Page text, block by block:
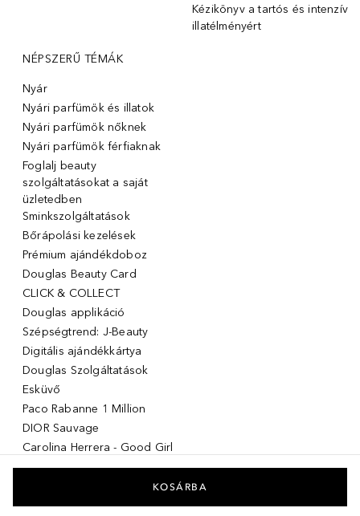
Kézikönyv a tartós és intenzív
illatélményért
NÉPSZERŰ TÉMÁK
Nyár
Nyári parfümök és illatok
Nyári parfümök nőknek
Nyári parfümök férfiaknak
Foglalj beauty
szolgáltatásokat a saját
üzletedben
Sminkszolgáltatások
Bőrápolási kezelések
Prémium ajándékdoboz
Douglas Beauty Card
CLICK & COLLECT
Douglas applikáció
Szépségtrend: J-Beauty
Digitális ajándékkártya
Douglas Szolgáltatások
Esküvő
Paco Rabanne 1 Million
DIOR Sauvage
Carolina Herrera - Good Girl
Giorgio Armani Stronger with
KOSÁRBA